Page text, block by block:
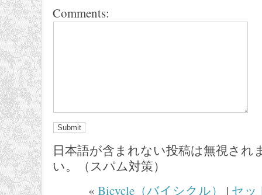
Comments:
日本語が含まれない投稿は無視され
い。（スパム対策）
« Bicycle（バイシクル） | セッ